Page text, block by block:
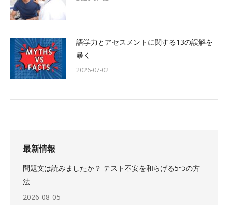
語学力とアセスメントに関する13の誤解を
暴く
2026-07-02
最新情報
問題文は読みましたか？ テスト不安を和らげる5つの方
法
2026-08-05